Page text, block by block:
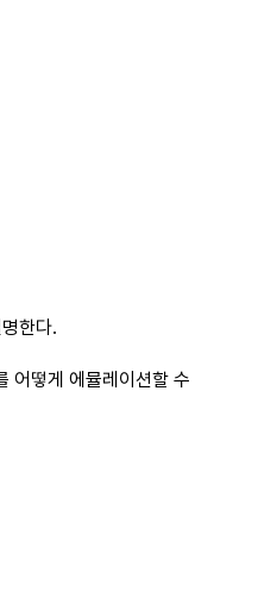
한다.
어떻게 에뮬레이션할 수